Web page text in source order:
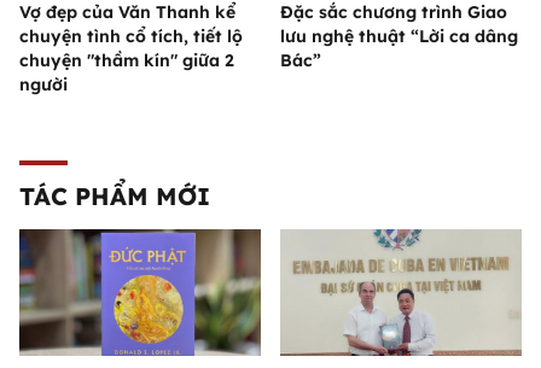
Vợ đẹp của Văn Thanh kể
chuyện tình cổ tích, tiết lộ
chuyện "thầm kín" giữa 2
người
Đặc sắc chương trình Giao
lưu nghệ thuật “Lời ca dâng
Bác”
TÁC PHẨM MỚI